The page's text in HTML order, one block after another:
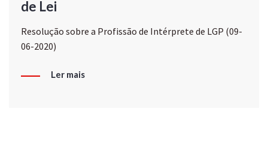
de Lei
Resolução sobre a Profissão de Intérprete de LGP (09-
06-2020)
Ler mais